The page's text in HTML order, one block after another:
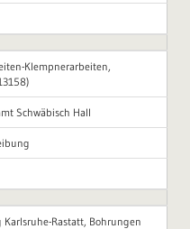
Klempnerarbeiten,
Schwäbisch Hall
Karlsruhe-Rastatt, Bohrungen